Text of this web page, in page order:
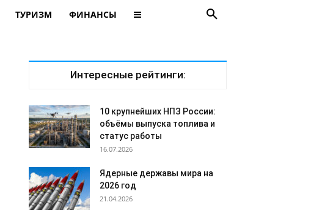
ТУРИЗМ ФИНАНСЫ
Интересные рейтинги:
10 крупнейших НПЗ России:
объёмы выпуска топлива и
статус работы
16.07.2026
Ядерные державы мира на
2026 год
21.04.2026